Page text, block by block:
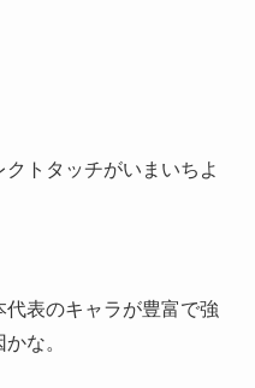
トタッチがいまいちよ
表のキャラが豊富で強
な。